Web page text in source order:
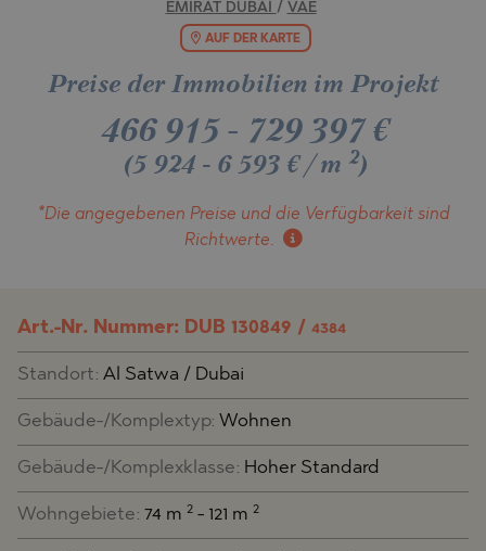
EMIRAT DUBAI
/ VAE
AUF DER KARTE
Preise der Immobilien im Projekt
466 915 - 729 397€
(5 924 - 6 593 €/m 2)
*Die angegebenen Preise und die Verfügbarkeit sind
Richtwerte.
Art.-Nr. Nummer: DUB 130849 / 4384
Standort: Al Satwa / Dubai
Gebäude-/Komplextyp: Wohnen
Gebäude-/Komplexklasse: Hoher Standard
Wohngebiete: 74 m 2 - 121 m 2